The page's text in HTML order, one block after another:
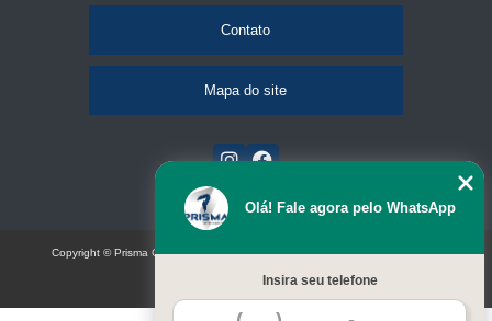
Contato
Mapa do site
Olá! Fale agora pelo WhatsApp
Insira seu telefone
Copyright © Prisma Comunicação visual e eventos (Lei 9610 de 19/02/1998)